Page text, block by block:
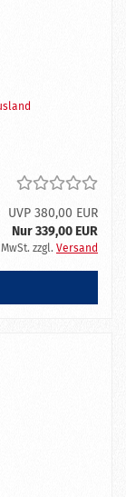
UVP 380,00 EUR
Nur 339,00 EUR
zzgl. Versand